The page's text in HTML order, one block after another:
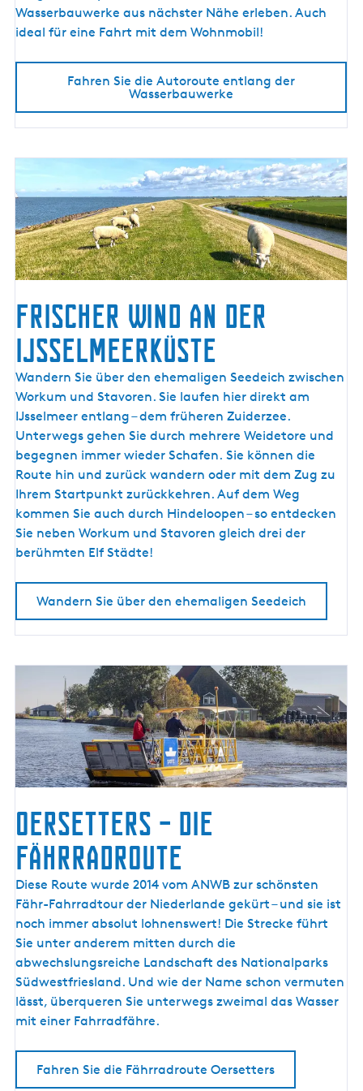
n
t
g
d
W
a
s
s
e
r
b
u
w
e
r
k
e
Wasserbauwerke aus nächster Nähe erleben. Auch
ideal für eine Fahrt mit dem Wohnmobil!
Fahren Sie die Autoroute entlang der
Wasserbauwerke
Frischer Wind an der
IJsselmeerküste
F
r
i
s
c
h
e
r
W
i
e
J
s
s
e
e
e
r
k
ü
s
t
e
Wandern Sie über den ehemaligen Seedeich zwischen
Workum und Stavoren. Sie laufen hier direkt am
IJsselmeer entlang – dem früheren Zuiderzee.
Unterwegs gehen Sie durch mehrere Weidetore und
begegnen immer wieder Schafen. Sie können die
Route hin und zurück wandern oder mit dem Zug zu
Ihrem Startpunkt zurückkehren. Auf dem Weg
kommen Sie auch durch Hindeloopen – so entdecken
Sie neben Workum und Stavoren gleich drei der
berühmten Elf Städte!
Wandern Sie über den ehemaligen Seedeich
Oersetters – die
Fährradroute
O
e
r
s
e
t
t
e
Diese Route wurde 2014 vom ANWB zur schönsten
Fähr-Fahrradtour der Niederlande gekürt – und sie ist
noch immer absolut lohnenswert! Die Strecke führt
Sie unter anderem mitten durch die
abwechslungsreiche Landschaft des Nationalparks
Südwestfriesland. Und wie der Name schon vermuten
lässt, überqueren Sie unterwegs zweimal das Wasser
mit einer Fahrradfähre.
Fahren Sie die Fährradroute Oersetters